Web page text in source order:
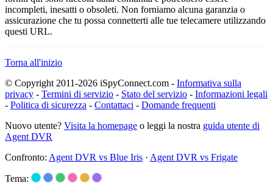
incompleti, inesatti o obsoleti. Non forniamo alcuna garanzia o
assicurazione che tu possa connetterti alle tue telecamere utilizzando
questi URL.
Torna all'inizio
© Copyright 2011-2026 iSpyConnect.com - Informativa sulla
privacy - Termini di servizio - Stato del servizio - Informazioni legali
- Politica di sicurezza - Contattaci - Domande frequenti
Nuovo utente? Visita la homepage o leggi la nostra guida utente di
Agent DVR
Confronto: Agent DVR vs Blue Iris · Agent DVR vs Frigate
Tema: